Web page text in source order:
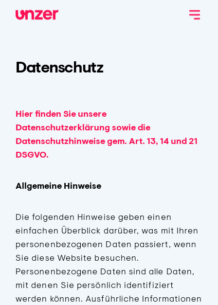
Unzer.comUnzer Shop
Datenschutz
Hier finden Sie unsere
Datenschutzerklärung sowie die
Datenschutzhinweise gem. Art. 13, 14 und 21
DSGVO.
Allgemeine Hinweise
Die folgenden Hinweise geben einen
einfachen Überblick darüber, was mit Ihren
personenbezogenen Daten passiert, wenn
Sie diese Website besuchen.
Personenbezogene Daten sind alle Daten,
mit denen Sie persönlich identifiziert
werden können. Ausführliche Informationen